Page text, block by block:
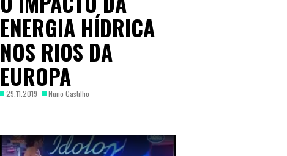
ENERGIA HÍDRICA
NOS RIOS DA
EUROPA
29.11.2019 Nuno Castilho